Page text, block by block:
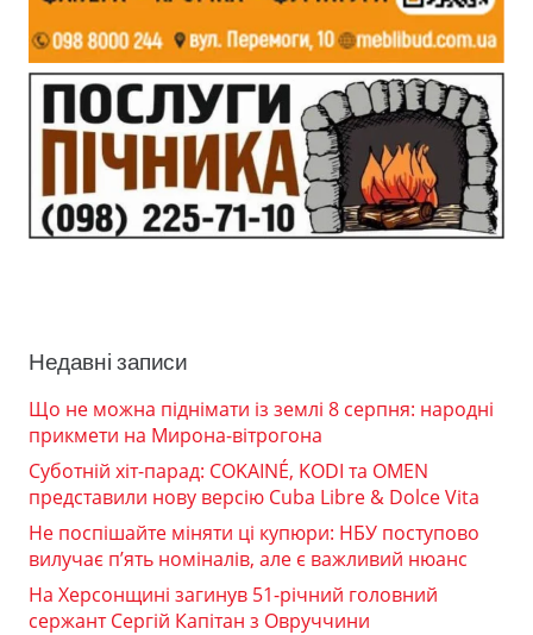
Недавні записи
Що не можна піднімати із землі 8 серпня: народні
прикмети на Мирона-вітрогона
Суботній хіт-парад: COKAINÉ, KODI та OMEN
представили нову версію Cuba Libre & Dolce Vita
Не поспішайте міняти ці купюри: НБУ поступово
вилучає п’ять номіналів, але є важливий нюанс
На Херсонщині загинув 51-річний головний
сержант Сергій Капітан з Овруччини